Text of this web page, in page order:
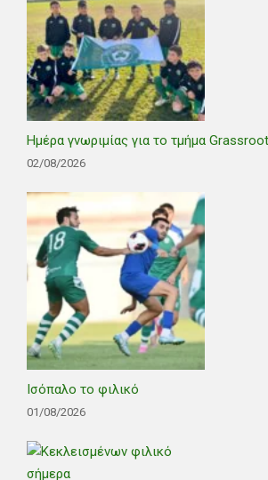
Ημέρα γνωριμίας για το τμήμα
02/08/2026
Ισόπαλο το φιλικό
01/08/2026